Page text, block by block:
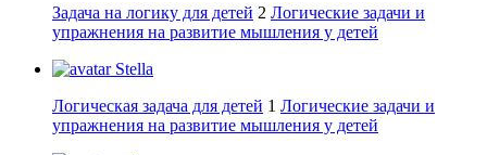
Задача на логику для детей 2 Логические задачи и
упражнения на развитие мышления у детей
Stella
Логическая задача для детей 1 Логические задачи и
упражнения на развитие мышления у детей